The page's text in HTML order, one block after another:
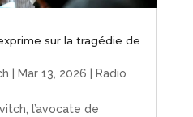
sur la tragédie de
Mar 13, 2026 Radio
l’avocate de